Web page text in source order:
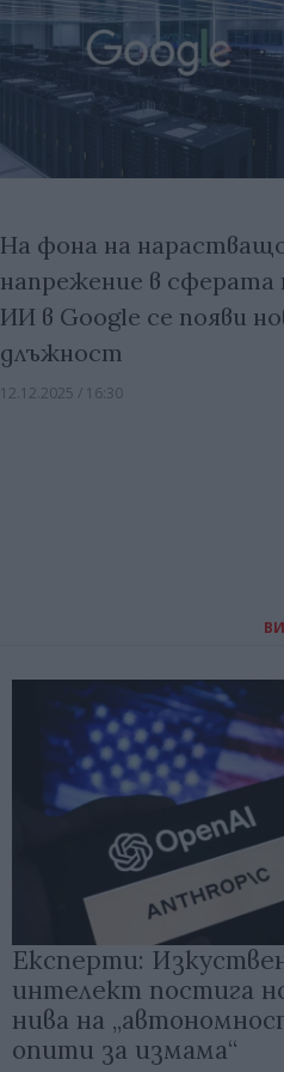
На фона на
напрежение в сферата
ИИ в Google се появи
длъжност
12.12.2025 / 16:30
Експерти:
интелект постига
нива на
опити за измама“